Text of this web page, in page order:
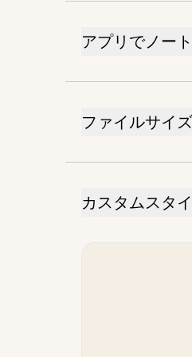
アプリでノー
ファイルサイ
カスタムスタ